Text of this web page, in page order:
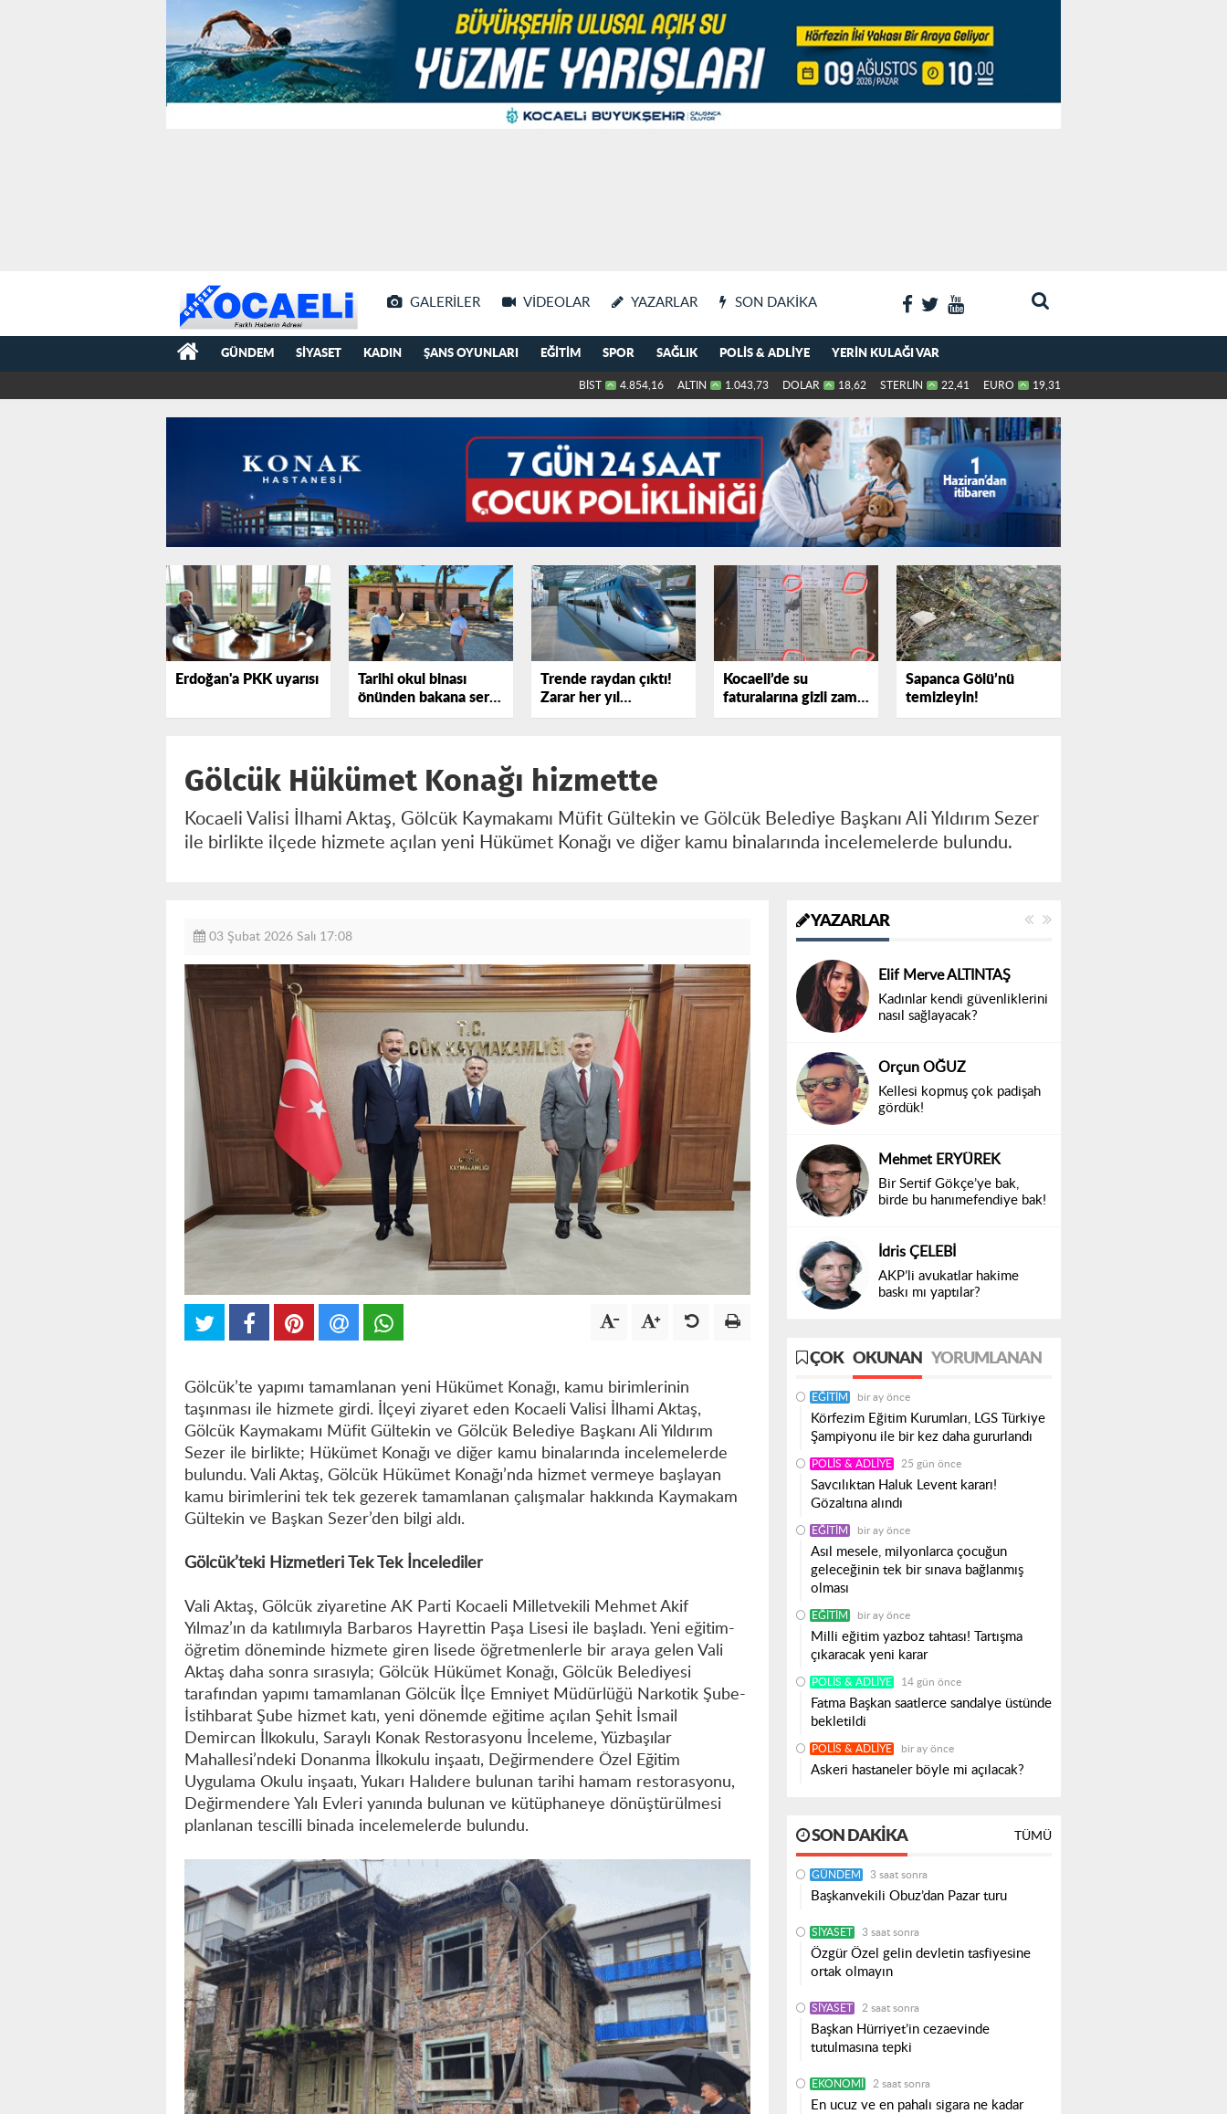
GALERILER VIDEOLAR YAZARLAR SON DAKIKA
GÜNDEM SIYASET KADIN ŞANS OYUNLARI EĞITIM SPOR SAĞLIK POLIS & ADLIYE YERIN KULAĞI VAR
BİST 4.854,16 ALTIN 1.043,73 DOLAR 18,62 STERLİN 22,41 EURO 19,31
Erdoğan'a PKK uyarısı
Tarihi okul binası
önünden bakana sert
tepki gösterdi!
Trende raydan çıktı!
Zarar her yıl
katlanıyor
Kocaeli’de su
faturalarına gizli zam
iddiası
Sapanca Gölü’nü
temizleyin!
Gölcük Hükümet Konağı hizmette
Kocaeli Valisi İlhami Aktaş, Gölcük Kaymakamı Müfit Gültekin ve Gölcük Belediye Başkanı Ali Yıldırım Sezer
ile birlikte ilçede hizmete açılan yeni Hükümet Konağı ve diğer kamu binalarında incelemelerde bulundu.
03 Şubat 2026 Salı 17:08
Gölcük’te yapımı tamamlanan yeni Hükümet Konağı, kamu birimlerinin
taşınması ile hizmete girdi. İlçeyi ziyaret eden Kocaeli Valisi İlhami Aktaş,
Gölcük Kaymakamı Müfit Gültekin ve Gölcük Belediye Başkanı Ali Yıldırım
Sezer ile birlikte; Hükümet Konağı ve diğer kamu binalarında incelemelerde
bulundu. Vali Aktaş, Gölcük Hükümet Konağı’nda hizmet vermeye başlayan
kamu birimlerini tek tek gezerek tamamlanan çalışmalar hakkında Kaymakam
Gültekin ve Başkan Sezer’den bilgi aldı.
Gölcük’teki Hizmetleri Tek Tek İncelediler
Vali Aktaş, Gölcük ziyaretine AK Parti Kocaeli Milletvekili Mehmet Akif
Yılmaz’ın da katılımıyla Barbaros Hayrettin Paşa Lisesi ile başladı. Yeni eğitim-
öğretim döneminde hizmete giren lisede öğretmenlerle bir araya gelen Vali
Aktaş daha sonra sırasıyla; Gölcük Hükümet Konağı, Gölcük Belediyesi
tarafından yapımı tamamlanan Gölcük İlçe Emniyet Müdürlüğü Narkotik Şube-
İstihbarat Şube hizmet katı, yeni dönemde eğitime açılan Şehit İsmail
Demircan İlkokulu, Saraylı Konak Restorasyonu İnceleme, Yüzbaşılar
Mahallesi’ndeki Donanma İlkokulu inşaatı, Değirmendere Özel Eğitim
Uygulama Okulu inşaatı, Yukarı Halıdere bulunan tarihi hamam restorasyonu,
Değirmendere Yalı Evleri yanında bulunan ve kütüphaneye dönüştürülmesi
planlanan tescilli binada incelemelerde bulundu.
YAZARLAR
Elif Merve ALTINTAŞ
Kadınlar kendi güvenliklerini
nasıl sağlayacak?
Orçun OĞUZ
Kellesi kopmuş çok padişah
gördük!
Mehmet ERYÜREK
Bir Sertif Gökçe’ye bak,
birde bu hanımefendiye bak!
İdris ÇELEBİ
AKP’li avukatlar hakime
baskı mı yaptılar?
ÇOK OKUNAN YORUMLANAN
EĞITIM bir ay önce
Körfezim Eğitim Kurumları, LGS Türkiye
Şampiyonu ile bir kez daha gururlandı
POLIS & ADLIYE 25 gün önce
Savcılıktan Haluk Levent kararı!
Gözaltına alındı
EĞITIM bir ay önce
Asıl mesele, milyonlarca çocuğun
geleceğinin tek bir sınava bağlanmış
olması
EĞITIM bir ay önce
Milli eğitim yazboz tahtası! Tartışma
çıkaracak yeni karar
POLIS & ADLIYE 14 gün önce
Fatma Başkan saatlerce sandalye üstünde
bekletildi
POLIS & ADLIYE bir ay önce
Askeri hastaneler böyle mi açılacak?
SON DAKIKA TÜMÜ
GÜNDEM 3 saat sonra
Başkanvekili Obuz’dan Pazar turu
SIYASET 3 saat sonra
Özgür Özel gelin devletin tasfiyesine
ortak olmayın
SIYASET 2 saat sonra
Başkan Hürriyet’in cezaevinde
tutulmasına tepki
EKONOMI 2 saat sonra
En ucuz ve en pahalı sigara ne kadar